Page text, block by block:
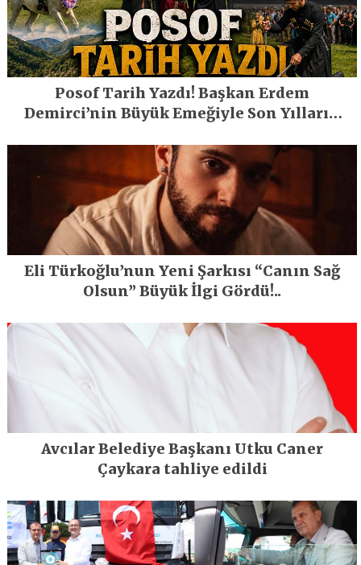
Posof Tarih Yazdı! Başkan Erdem
Demirci’nin Büyük Emeğiyle Son Yılların
Eli Türkoğlu’nun Yeni Şarkısı “Canın Sağ
Olsun” Büyük İlgi Gördü!..
Avcılar Belediye Başkanı Utku Caner
Çaykara tahliye edildi